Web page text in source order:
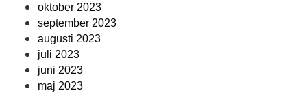
oktober 2023
september 2023
augusti 2023
juli 2023
juni 2023
maj 2023